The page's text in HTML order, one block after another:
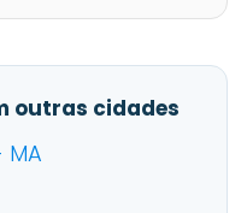
outras cidades